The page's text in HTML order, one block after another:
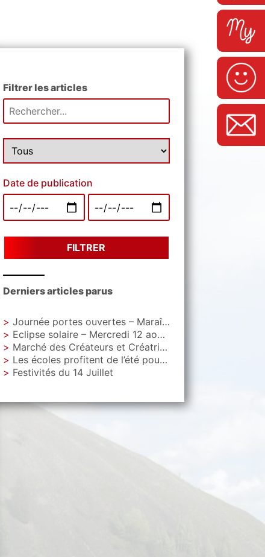
Filtrer les articles
Date de publication
FILTRER
Derniers articles parus
Journée portes ouvertes – Maraîchage Municipal
Eclipse solaire – Mercredi 12 aout – Parc Letoquart
Marché des Créateurs et Créatrices – Vendredi 4 septembre – Parvis de La Gare
Les écoles profitent de l’été pour faire peau neuve
Festivités du 14 Juillet